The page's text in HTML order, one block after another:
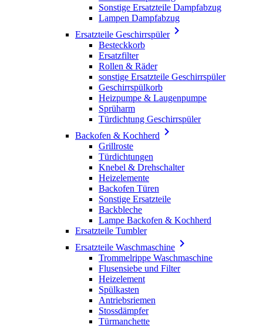
Sonstige Ersatzteile Dampfabzug
Lampen Dampfabzug
Ersatzteile Geschirrspüler
Besteckkorb
Ersatzfilter
Rollen & Räder
sonstige Ersatzteile Geschirrspüler
Geschirrspülkorb
Heizpumpe & Laugenpumpe
Sprüharm
Türdichtung Geschirrspüler
Backofen & Kochherd 
Grillroste
Türdichtungen
Knebel & Drehschalter
Heizelemente
Backofen Türen
Sonstige Ersatzteile
Backbleche
Lampe Backofen & Kochherd
Ersatzteile Tumbler
Ersatzteile Waschmaschine 
Trommelrippe Waschmaschine
Flusensiebe und Filter
Heizelement
Spülkasten
Antriebsriemen
Stossdämpfer
Türmanchette